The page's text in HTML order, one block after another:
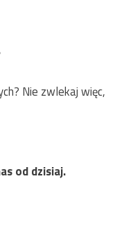
Nie zwlekaj więc,
od dzisiaj.